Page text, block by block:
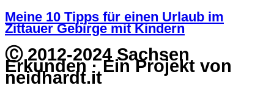
Meine 10 Tipps für einen Urlaub im
Zittauer Gebirge mit Kindern
Ⓒ 2012-2024 Sachsen
Erkunden · Ein Projekt von
neidhardt.it